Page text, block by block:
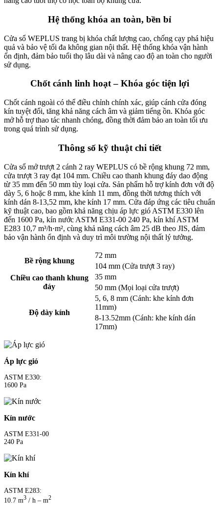
Hệ thống khóa an toàn, bền bỉ
Cửa sổ WEPLUS trang bị khóa chất lượng cao, chống cạy phá hiệu
quả và bảo vệ tối đa không gian nội thất. Hệ thống khóa vận hành
ổn định, đảm bảo tuổi thọ lâu dài và nâng cao độ an toàn cho người
sử dụng.
Chốt cánh linh hoạt – Khóa góc tiện lợi
Chốt cánh ngoài có thể điều chỉnh chính xác, giúp cánh cửa đóng
kín tuyệt đối, tăng khả năng cách âm và giảm tiếng ồn. Khóa góc
mở hỗ trợ thao tác nhanh chóng, đồng thời đảm bảo an toàn tối ưu
trong quá trình sử dụng.
Thông số kỹ thuật chi tiết
Cửa sổ mở trượt 2 cánh 2 ray WEPLUS có bề rộng khung 72 mm,
cửa trượt 3 ray đạt 104 mm. Chiều cao thanh khung đáy dao động
từ 35 mm đến 50 mm tùy loại cửa. Sản phẩm hỗ trợ kính đơn với độ
dày 5, 6 hoặc 8 mm, khe kính 11 mm, đồng thời tương thích với
kính dán 8-13,52 mm, khe kính 17 mm. Cửa đáp ứng các tiêu chuẩn
kỹ thuật cao, bao gồm khả năng chịu áp lực gió ASTM E330 lên
đến 1600 Pa, kín nước ASTM E331-00 240 Pa, kín khí ASTM
E283 10,7 m³/h·m², cùng khả năng cách âm 25 dB theo JIS, đảm
bảo vận hành ổn định và duy trì môi trường nội thất lý tưởng.
Bề rộng khung
72 mm
104 mm (Cửa trượt 3 ray)
Chiều cao thanh khung
đáy
35 mm
50 mm (Mọi loại cửa trượt)
Độ dày kính
5, 6, 8 mm (Cánh: khe kính đơn
11mm)
8-13.52mm (Cánh: khe kính dán
17mm)
Áp lực gió
ASTM E330:
1600 Pa
Kín nước
ASTM E331-00
240 Pa
Kín khí
ASTM E283:
10.7 m3 / h – m2